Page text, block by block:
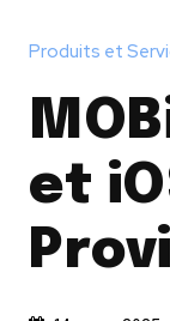
Produits et
et